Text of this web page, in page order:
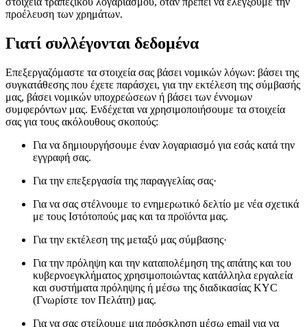
προέλευση των χρημάτων.
Γιατί συλλέγονται δεδομένα
Επεξεργαζόμαστε τα στοιχεία σας βάσει νομικών λόγων: βάσει της
συγκατάθεσης που έχετε παράσχει, για την εκτέλεση της σύμβασής
μας, βάσει νομικών υποχρεώσεων ή βάσει των έννομων
συμφερόντων μας. Ενδέχεται να χρησιμοποιήσουμε τα στοιχεία
σας για τους ακόλουθους σκοπούς:
Για να δημιουργήσουμε έναν λογαριασμό για εσάς κατά την
εγγραφή σας.
Για την επεξεργασία της παραγγελίας σας·
Για να σας στέλνουμε το ενημερωτικό δελτίο με νέα σχετικά
με τους Ιστότοπούς μας και τα προϊόντα μας.
Για την εκτέλεση της μεταξύ μας σύμβασης·
Για την πρόληψη και την καταπολέμηση της απάτης και του
κυβερνοεγκλήματος χρησιμοποιώντας κατάλληλα εργαλεία
και συστήματα πρόληψης ή μέσω της διαδικασίας KYC
(Γνωρίστε τον Πελάτη) μας.
Για να σας στείλουμε μια πρόσκληση μέσω email για να